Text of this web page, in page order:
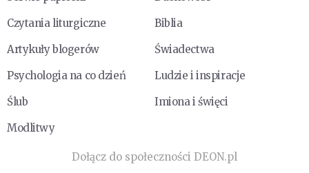
Czytania liturgiczne
Biblia
Artykuły blogerów
Świadectwa
Psychologia na co dzień
Ludzie i inspiracje
Ślub
Imiona i święci
Modlitwy
Dołącz do społeczności DEON.pl